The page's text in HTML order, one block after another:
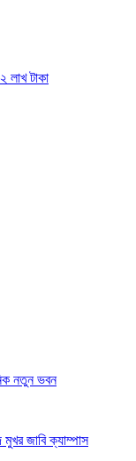
লাখ টাকা
নতুন ভবন
মুখর জাবি ক্যাম্পাস